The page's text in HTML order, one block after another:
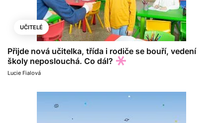
UČITELÉ
Přijde nová učitelka, třída i rodiče se bouří, vedení
školy neposlouchá. Co dál?
Lucie Fialová